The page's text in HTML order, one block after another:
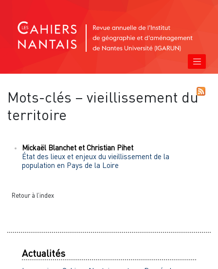
Mots-clés – vieillissement du
territoire
Mickaël Blanchet et Christian Pihet
État des lieux et enjeux du vieillissement de la
population en Pays de la Loire
Retour à l’index
Actualités